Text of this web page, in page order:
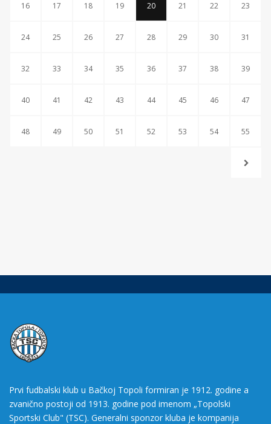
16 17 18 19 20 21 22 23
24 25 26 27 28 29 30 31
32 33 34 35 36 37 38 39
40 41 42 43 44 45 46 47
48 49 50 51 52 53 54 55
Prvi fudbalski klub u Bačkoj Topoli formiran je 1912. godine a
zvanično postoji od 1913. godine pod imenom „Topolski
Sportski Club" (TSC). Generalni sponzor kluba je kompanija